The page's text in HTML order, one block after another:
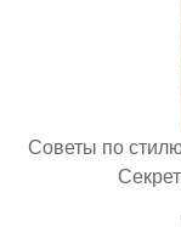
Советы по